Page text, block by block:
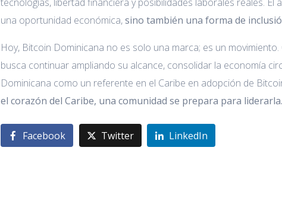
una oportunidad económica,sino también una forma de
Hoy, Bitcoin Dominicana no es solo una marca; es un
busca continuar ampliando su alcance, consolidar la economía
Dominicana como un referente en el Caribe en adopción de
el corazón del Caribe, una comunidad se prepara para liderarla.
Facebook Twitter LinkedIn